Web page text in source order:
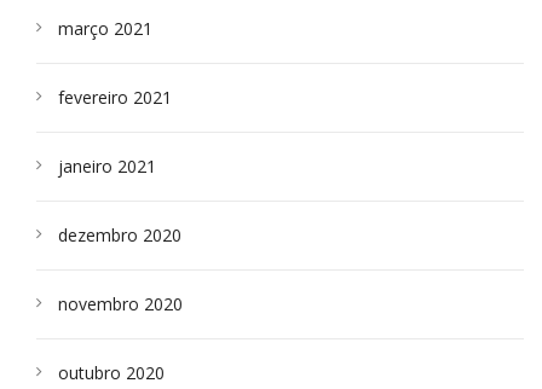
março 2021
fevereiro 2021
janeiro 2021
dezembro 2020
novembro 2020
outubro 2020